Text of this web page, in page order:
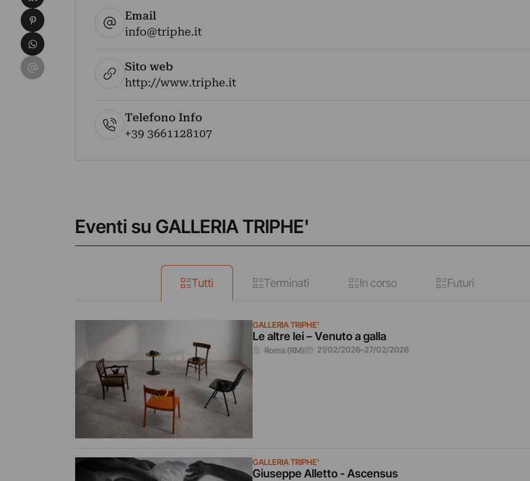
Email
info@triphe.it
Sito web
http://www.triphe.it
Telefono Info
+39 3661128107
Eventi su GALLERIA TRIPHE'
Tutti Terminati In corso Futuri
GALLERIA TRIPHE'
Le altre lei – Venuto a galla
Roma (RM) 21/02/2026–27/02/2026
GALLERIA TRIPHE'
Giuseppe Alletto - Ascensus
Condividi su Pinterest
Condividi su WhatsApp
Condividi su Email